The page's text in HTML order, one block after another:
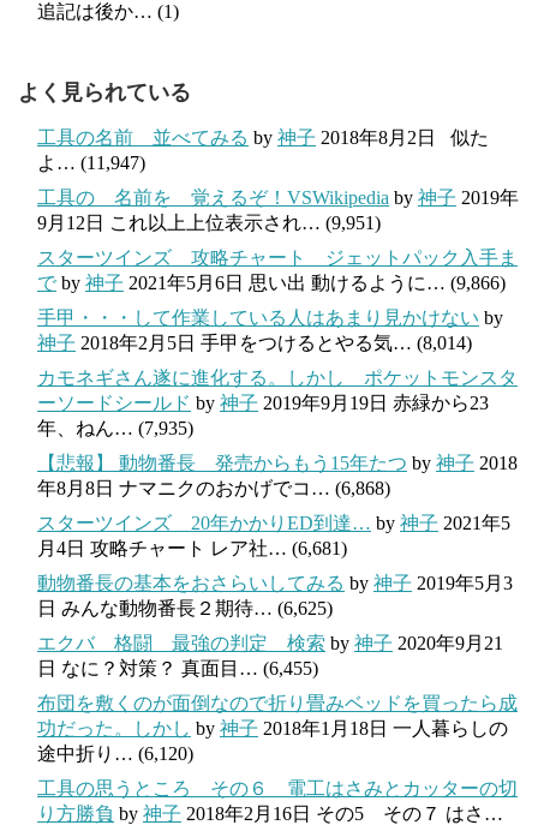
追記は後か… (1)
よく見られている
工具の名前 並べてみる by 神子 2018年8月2日
似た
よ… (11,947)
工具の 名前を 覚えるぞ！VSWikipedia by 神子 2019年
9月12日 これ以上上位表示され… (9,951)
スターツインズ 攻略チャート ジェットパック入手ま
で by 神子 2021年5月6日 思い出 動けるように… (9,866)
手甲・・・して作業している人はあまり見かけない by
神子 2018年2月5日 手甲をつけるとやる気… (8,014)
カモネギさん遂に進化する。しかし ポケットモンスタ
ーソードシールド by 神子 2019年9月19日 赤緑から23
年、ねん… (7,935)
【悲報】 動物番長 発売からもう15年たつ by 神子 2018
年8月8日 ナマニクのおかげでコ… (6,868)
スターツインズ 20年かかりED到達… by 神子 2021年5
月4日 攻略チャート レア社… (6,681)
動物番長の基本をおさらいしてみる by 神子 2019年5月3
日 みんな動物番長２期待… (6,625)
エクバ 格闘 最強の判定 検索 by 神子 2020年9月21
日 なに？対策？ 真面目… (6,455)
布団を敷くのが面倒なので折り畳みベッドを買ったら成
功だった。しかし by 神子 2018年1月18日 一人暮らしの
途中折り… (6,120)
工具の思うところ その６ 電工はさみとカッターの切
り方勝負 by 神子 2018年2月16日 その5 その７ はさ…